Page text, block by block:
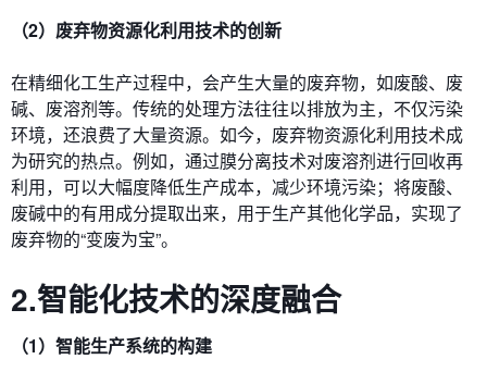
（2）废弃物资源化利用技术的创新
在精细化工生产过程中，会产生大量的废弃物，如废酸、废
碱、废溶剂等。传统的处理方法往往以排放为主，不仅污染
环境，还浪费了大量资源。如今，废弃物资源化利用技术成
为研究的热点。例如，通过膜分离技术对废溶剂进行回收再
利用，可以大幅度降低生产成本，减少环境污染；将废酸、
废碱中的有用成分提取出来，用于生产其他化学品，实现了
废弃物的“变废为宝”。
2.智能化技术的深度融合
（1）智能生产系统的构建